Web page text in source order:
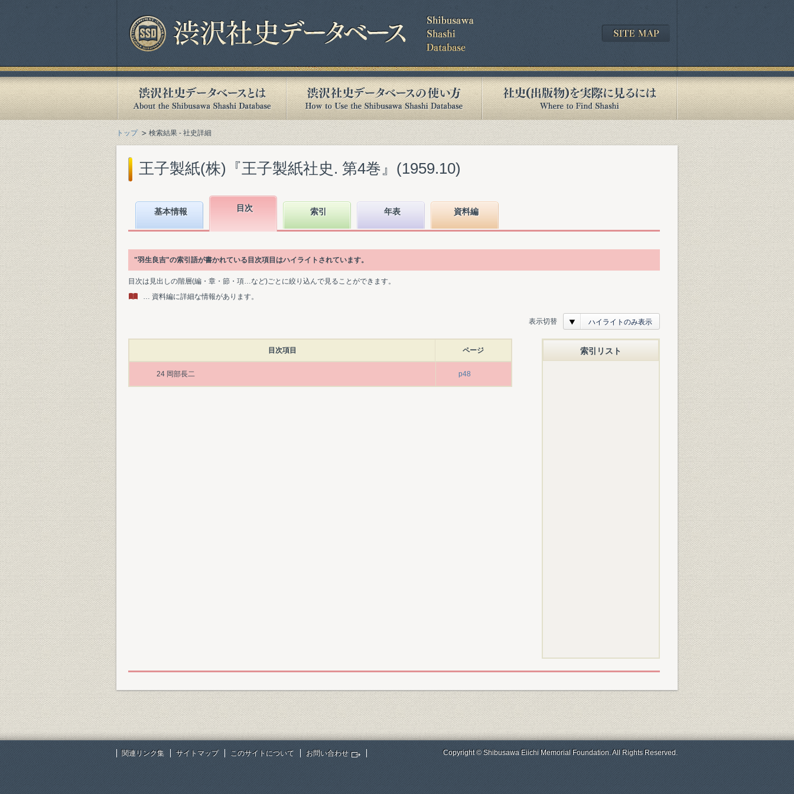
トップ 検索結果 - 社史詳細
王子製紙(株)『王子製紙社史. 第4巻』(1959.10)
基本情報 目次 索引 年表 資料編
"羽生良吉"の索引語が書かれている目次項目はハイライトされています。
目次は見出しの階層(編・章・節・項…など)ごとに絞り込んで見ることができます。
… 資料編に詳細な情報があります。
表示切替 ハイライトのみ表示
目次項目 ページ
24 岡部長二 p48
索引リスト
関連リンク集 サイトマップ このサイトについて お問い合わせ Copyright © Shibusawa Eiichi Memorial Foundation. All Rights Reserved.